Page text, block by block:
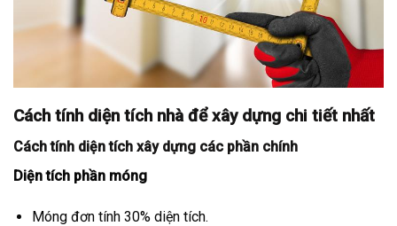
Cách tính diện tích nhà để xây dựng chi tiết nhất
Cách tính diện tích xây dựng các phần chính
Diện tích phần móng
Móng đơn tính 30% diện tích.